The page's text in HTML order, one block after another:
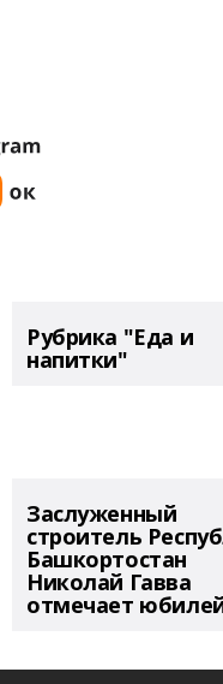
Рубрика "Еда и
напитки"
Заслуженный
строитель
Башкортостан
Николай Гавва
отмечает